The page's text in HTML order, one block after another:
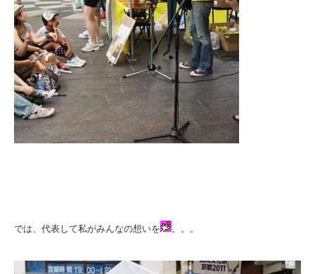
では、代表して私がみんなの想いを 。。。